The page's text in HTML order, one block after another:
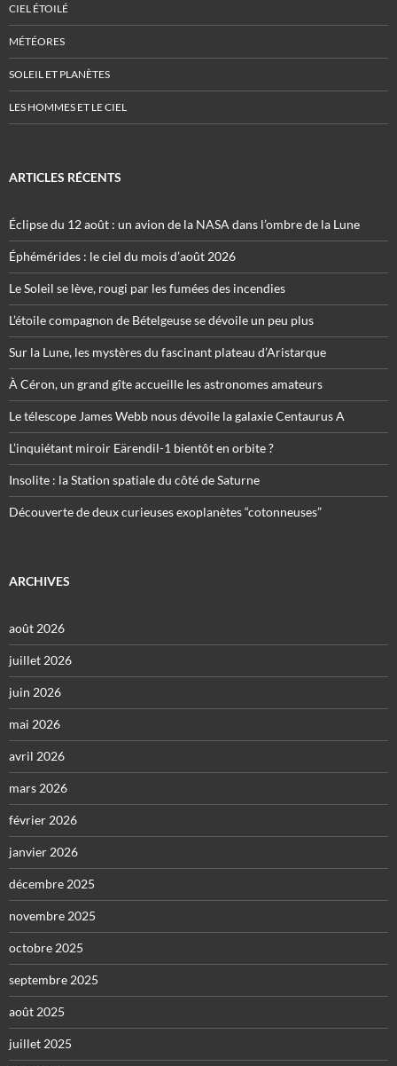
CIEL ÉTOILÉ
MÉTÉORES
SOLEIL ET PLANÈTES
LES HOMMES ET LE CIEL
ARTICLES RÉCENTS
Éclipse du 12 août : un avion de la NASA dans l’ombre de la Lune
Éphémérides : le ciel du mois d’août 2026
Le Soleil se lève, rougi par les fumées des incendies
L’étoile compagnon de Bételgeuse se dévoile un peu plus
Sur la Lune, les mystères du fascinant plateau d’Aristarque
À Céron, un grand gîte accueille les astronomes amateurs
Le télescope James Webb nous dévoile la galaxie Centaurus A
L’inquiétant miroir Eärendil-1 bientôt en orbite ?
Insolite : la Station spatiale du côté de Saturne
Découverte de deux curieuses exoplanètes “cotonneuses”
ARCHIVES
août 2026
juillet 2026
juin 2026
mai 2026
avril 2026
mars 2026
février 2026
janvier 2026
décembre 2025
novembre 2025
octobre 2025
septembre 2025
août 2025
juillet 2025